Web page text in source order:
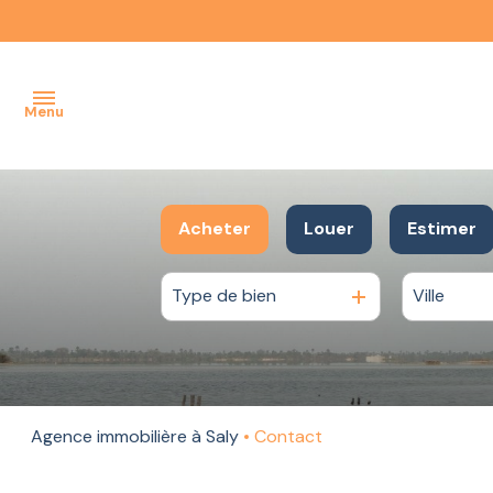
Menu
BIENS
VENTE
Acheter
De l'ancien
De l'immo pro
Louer
à l'année
Estimer
Type de bien Ville
Agence immobilière à Saly Contact